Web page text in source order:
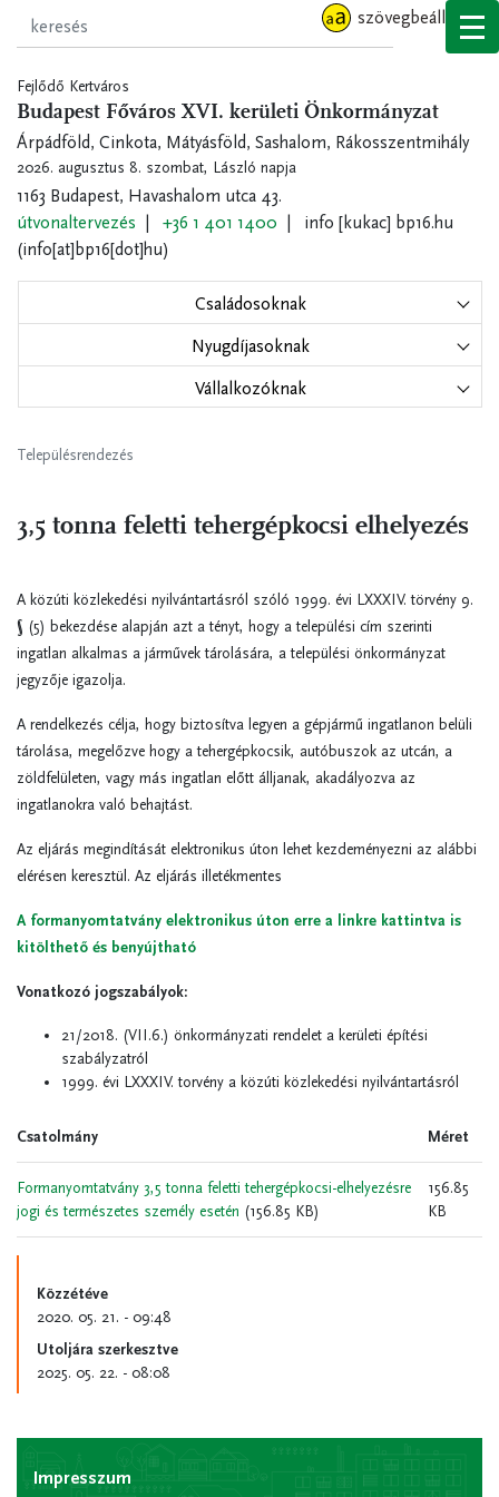
szövegbeállítások
Fejlődő Kertváros
Budapest Főváros XVI. kerületi Önkormányzat
Árpádföld, Cinkota, Mátyásföld, Sashalom, Rákosszentmihály
2026. augusztus 8. szombat, László napja
1163 Budapest, Havashalom utca 43.
útvonaltervezés
+36 1 401 1400 info [kukac] bp16.hu
(info[at]bp16[dot]hu)
Családosoknak
Nyugdíjasoknak
Vállalkozóknak
Településrendezés
3,5 tonna feletti tehergépkocsi elhelyezés
A közúti közlekedési nyilvántartásról szóló 1999. évi LXXXIV. törvény 9.
§ (5) bekezdése alapján azt a tényt, hogy a települési cím szerinti
ingatlan alkalmas a járművek tárolására, a települési önkormányzat
jegyzője igazolja.
A rendelkezés célja, hogy biztosítva legyen a gépjármű ingatlanon belüli
tárolása, megelőzve hogy a tehergépkocsik, autóbuszok az utcán, a
zöldfelületen, vagy más ingatlan előtt álljanak, akadályozva az
ingatlanokra való behajtást.
Az eljárás megindítását elektronikus úton lehet kezdeményezni az alábbi
elérésen keresztül. Az eljárás illetékmentes
A formanyomtatvány elektronikus úton erre a linkre kattintva is
kitölthető és benyújtható
Vonatkozó jogszabályok:
21/2018. (VII.6.) önkormányzati rendelet a kerületi építési
szabályzatról
1999. évi LXXXIV. torvény a közúti közlekedési nyilvántartásról
Csatolmány Méret
Formanyomtatvány 3,5 tonna feletti tehergépkocsi-elhelyezésre
jogi és természetes személy esetén (156.85 KB)
156.85
KB
Közzétéve
2020. 05. 21. - 09:48
Utoljára szerkesztve
2025. 05. 22. - 08:08
Impresszum